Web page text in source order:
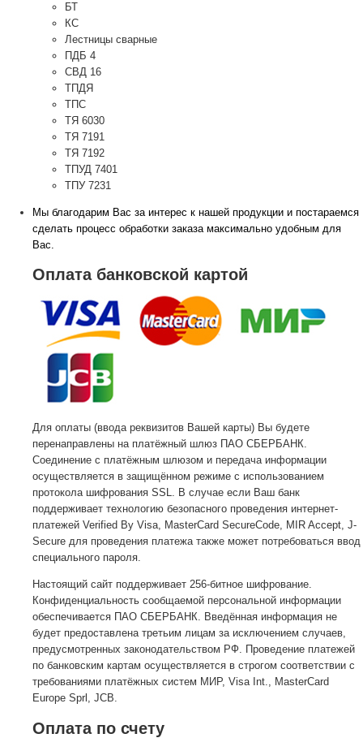
БТ
КС
Лестницы сварные
ПДБ 4
СВД 16
ТПДЯ
ТПС
ТЯ 6030
ТЯ 7191
ТЯ 7192
ТПУД 7401
ТПУ 7231
Мы благодарим Вас за интерес к нашей продукции и постараемся
сделать процесс обработки заказа максимально удобным для
Вас.
Оплата банковской картой
Для оплаты (ввода реквизитов Вашей карты) Вы будете
перенаправлены на платёжный шлюз ПАО СБЕРБАНК.
Соединение с платёжным шлюзом и передача информации
осуществляется в защищённом режиме с использованием
протокола шифрования SSL. В случае если Ваш банк
поддерживает технологию безопасного проведения интернет-
платежей Verified By Visa, MasterCard SecureCode, MIR Accept, J-
Secure для проведения платежа также может потребоваться ввод
специального пароля.
Настоящий сайт поддерживает 256-битное шифрование.
Конфиденциальность сообщаемой персональной информации
обеспечивается ПАО СБЕРБАНК. Введённая информация не
будет предоставлена третьим лицам за исключением случаев,
предусмотренных законодательством РФ. Проведение платежей
по банковским картам осуществляется в строгом соответствии с
требованиями платёжных систем МИР, Visa Int., MasterCard
Europe Sprl, JCB.
Оплата по счету